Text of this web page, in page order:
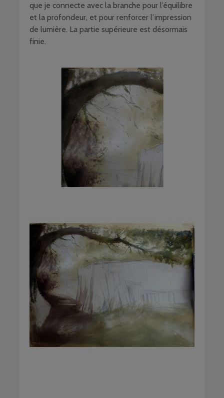
que je connecte avec la branche pour l’équilibre
et la profondeur, et pour renforcer l’impression
de lumière. La partie supérieure est désormais
finie.